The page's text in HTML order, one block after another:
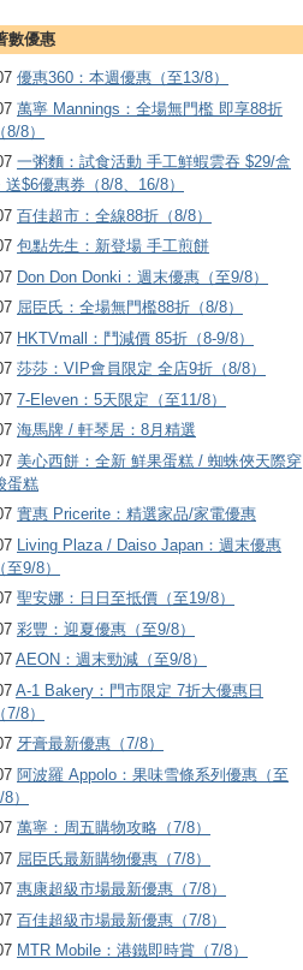
數優惠
優惠360：本週優惠（至13/8）
萬寧 Mannings：全場無門檻 即享88折
（8/8）
一粥麵：試食活動 手工鮮蝦雲吞 $29/盒
送$6優惠券（8/8、16/8）
百佳超市：全線88折（8/8）
包點先生：新登場 手工煎餅
Don Don Donki：週末優惠（至9/8）
屈臣氏：全場無門檻88折（8/8）
HKTVmall ：鬥減價 85折（8-9/8）
莎莎：VIP會員限定 全店9折（8/8）
7-Eleven：5天限定（至11/8）
海馬牌 / 軒琴居：8月精選
美心西餅：全新 鮮果蛋糕 / 蜘蛛俠天際穿
蛋糕
實惠 Pricerite：精選家品/家電優惠
Living Plaza / Daiso Japan：週末優惠
（至9/8）
聖安娜：日日至抵價（至19/8）
彩豐：迎夏優惠（至9/8）
AEON：週末勁減（至9/8）
A-1 Bakery：門市限定 7折大優惠日
（7/8）
牙膏最新優惠（7/8）
阿波羅 Appolo：果味雪條系列優惠（至
）
萬寧：周五購物攻略（7/8）
屈臣氏最新購物優惠（7/8）
惠康超級市場最新優惠（7/8）
百佳超級市場最新優惠（7/8）
MTR Mobile：港鐵即時賞（7/8）